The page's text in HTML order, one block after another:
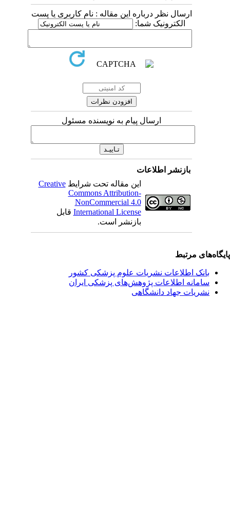
ارسال نظر درباره این مقاله : نام کاربری یا پست
الکترونیک شما:
ارسال پیام به نویسنده مسئول
بازنشر اطلاعات
این مقاله تحت شرایطCreative
Commons Attribution-
NonCommercial 4.0
International Licenseقابل
بازنشر است.
مرتبط
بانک اطلاعات نشریات علوم پزشکی کشور
سامانه اطلاعات پژوهش‌های پزشکی ایران
نشریات جهاد دانشگاهی